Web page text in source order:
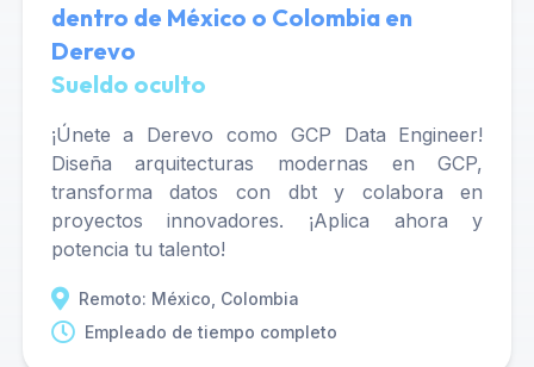
dentro de México o Colombia en
Derevo
Sueldo oculto
¡Únete a Derevo como GCP Data Engineer!
Diseña arquitecturas modernas en GCP,
transforma datos con dbt y colabora en
proyectos innovadores. ¡Aplica ahora y
potencia tu talento!
Remoto: México, Colombia
Empleado de tiempo completo